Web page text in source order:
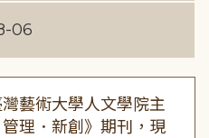
06
灣藝術大學人文學院主
理．新創》期刊，現